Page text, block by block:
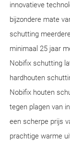
innovatieve
bijzondere mate
schutting
minimaal 25 jaar
Nobifix schutting
hardhouten
Nobifix houten
tegen plagen van
een scherpe prijs
prachtige warme